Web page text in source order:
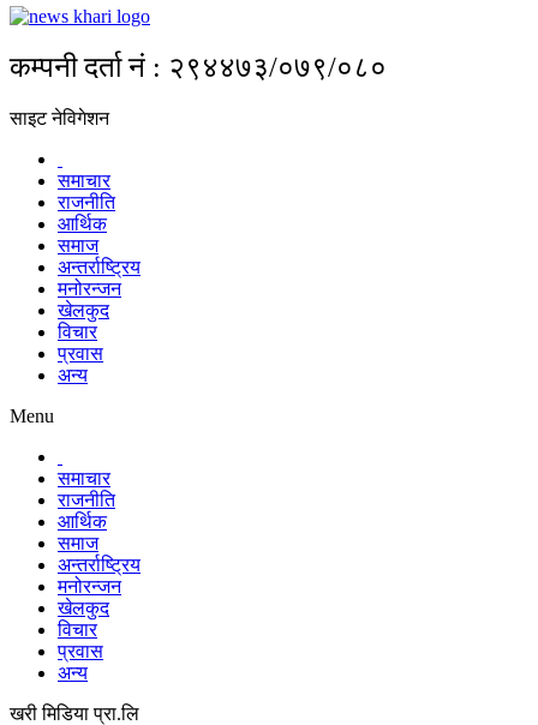
कम्पनी दर्ता नं : २९४४७३/०७९/०८०
साइट नेविगेशन
समाचार
राजनीति
आर्थिक
समाज
अन्तर्राष्ट्रिय
मनोरन्जन
खेलकुद
विचार
प्रवास
अन्य
Menu
समाचार
राजनीति
आर्थिक
समाज
अन्तर्राष्ट्रिय
मनोरन्जन
खेलकुद
विचार
प्रवास
अन्य
खरी मिडिया प्रा.लि